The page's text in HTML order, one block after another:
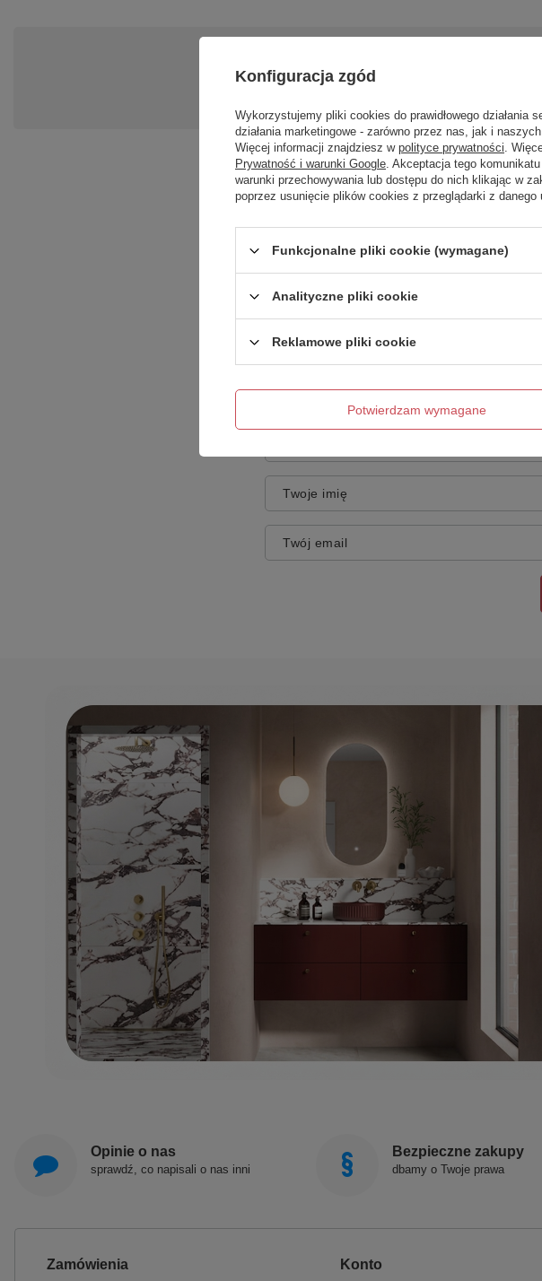
Zadaj pytanie a my odpowiemy niezwłocznie,
Dodaj własne zdjęcie produktu:
Twoje imię
Twój email
Opinie o nas
sprawdź, co napisali o nas inni
Bezpieczne zakupy
dbamy o Twoje prawa
Zamówienia Konto
Konfiguracja zgód
Wykorzystujemy pliki cookies do prawidłowego działania
działania marketingowe - zarówno przez nas, jak i
Więcej informacji znajdziesz w polityce prywatności.
Prywatność i warunki Google. Akceptacja tego
warunki przechowywania lub dostępu do nich klikając w
poprzez usunięcie plików cookies z przeglądarki z danego
Funkcjonalne pliki cookie (wymagane)
Analityczne pliki cookie
Reklamowe pliki cookie
Potwierdzam wymagane